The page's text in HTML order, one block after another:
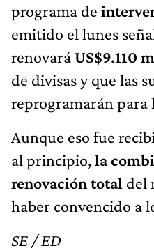
programa de
emitido el lunes
renovaráUS$9.110
de divisas y que las
reprogramarán para
Aunque eso fue
al principio,la
renovación total del
haber convencido a
SE / ED